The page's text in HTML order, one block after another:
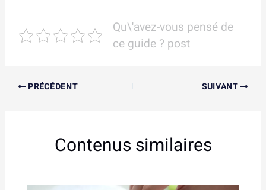
Qu\'avez-vous pensé de
ce guide ? post
PRÉCÉDENT SUIVANT
Contenus similaires